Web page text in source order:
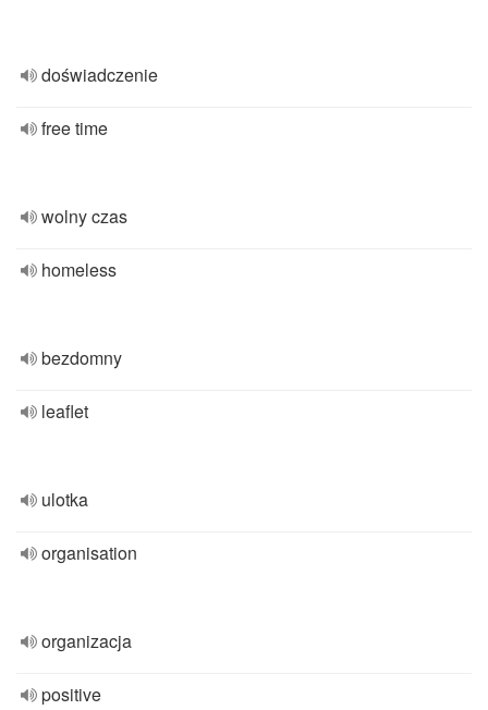
doświadczenie
free time
wolny czas
homeless
bezdomny
leaflet
ulotka
organisation
organizacja
positive